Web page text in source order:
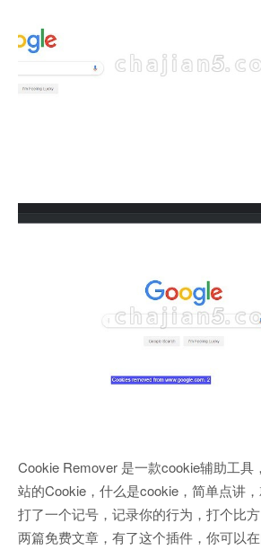
Cookie Remover 是一款cookie辅助工具
站的Cookie，什么是cookie，简单点讲
打了一个记号，记录你的行为，打个比
两篇免费文章，有了这个插件，你可以